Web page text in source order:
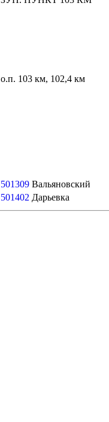
о.п. 103 км, 102,4 км
501309 Вальяновский
501402 Дарьевка